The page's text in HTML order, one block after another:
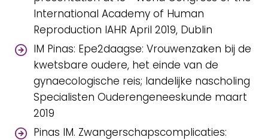
International Academy of Human
Reproduction IAHR April 2019, Dublin
IM Pinas: Epe2daagse: Vrouwenzaken bij de
kwetsbare oudere, het einde van de
gynaecologische reis; landelijke nascholing
Specialisten Ouderengeneeskunde maart
2019
Pinas IM. Zwangerschapscomplicaties: